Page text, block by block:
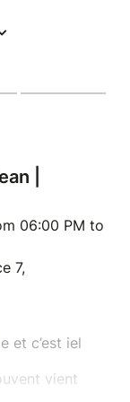
|
06:00 PM to
7,
et c’est iel
vient